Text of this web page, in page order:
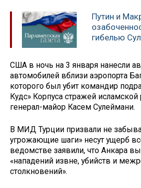
Путин и
гибелью
США в ночь на 3 января нанесли
автомобилей вблизи аэропорта
которого был убит командир
Кудс» Корпуса стражей
генерал-майор Касем Сулеймани.
В МИД Турции призвали не
угрожающие шаги» несут ущерб
ведомстве заявили, что Анкара
«нападений извне, убийств и
столкновений».